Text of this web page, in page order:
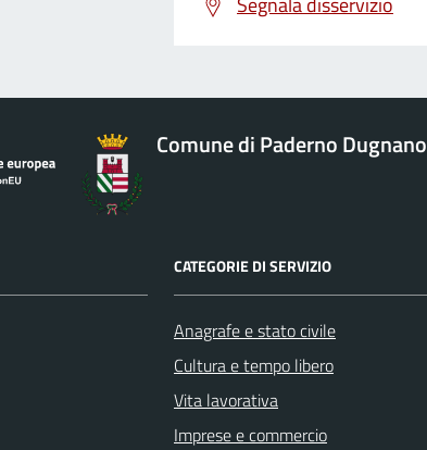
Comune di Paderno Dugnano
CATEGORIE DI SERVIZIO
Anagrafe e stato civile
Cultura e tempo libero
Vita lavorativa
Imprese e commercio